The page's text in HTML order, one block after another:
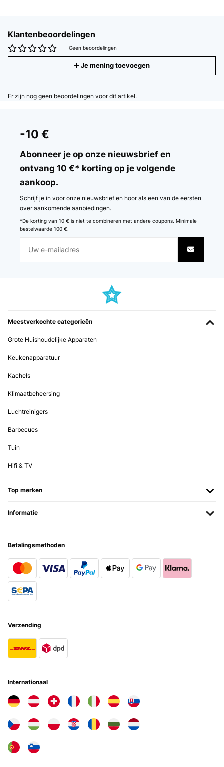
Klantenbeoordelingen
Geen beoordelingen
Je mening toevoegen
Er zijn nog geen beoordelingen voor dit artikel.
-10 €
Abonneer je op onze nieuwsbrief en
ontvang 10 €* korting op je volgende
aankoop.
Schrijf je in voor onze nieuwsbrief en hoor als een van de eersten
over aankomende aanbiedingen.
*De korting van 10 € is niet te combineren met andere coupons. Minimale
bestelwaarde 100 €.
Meestverkochte categorieën
Grote Huishoudelijke Apparaten
Keukenapparatuur
Kachels
Klimaatbeheersing
Luchtreinigers
Barbecues
Tuin
Hifi & TV
Top merken
Informatie
Betalingsmethoden
Verzending
Internationaal